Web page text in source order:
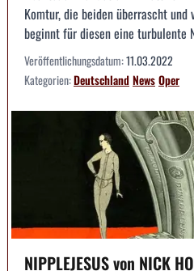
Komtur, die beiden überrascht
beginnt für diesen eine turbulente
Veröffentlichungsdatum:11.03.2022
Kategorien:DeutschlandNewsOper
NIPPLEJESUS von NICK